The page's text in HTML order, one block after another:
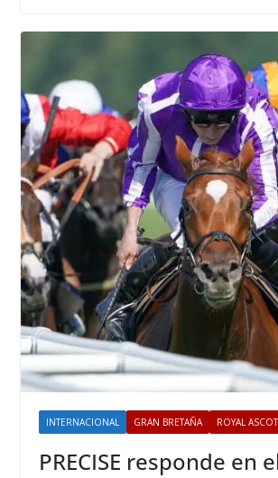
INTERNACIONAL GRAN BRETAÑA ROYAL ASCOT
PRECISE responde en